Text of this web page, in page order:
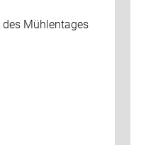
Mühlentages